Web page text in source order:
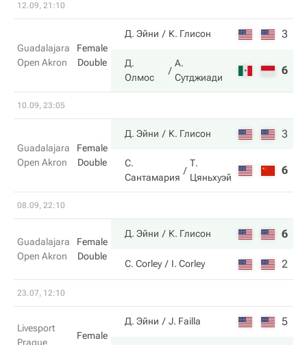
12.09, 21:10
Guadalajara
Open Akron
Female
Double
Д. Эйни К. Глисон 3
Д.
Олмос
А.
Сутджиади
6
10.09, 23:05
Guadalajara
Open Akron
Female
Double
Д. Эйни К. Глисон 3
С.
Сантамария
Т.
Цяньхуэй
6
08.09, 22:10
Guadalajara
Open Akron
Female
Double
Д. Эйни К. Глисон 6
C. Corley I. Corley 2
23.07, 12:10
Livesport
Prague
Female
Д. Эйни J. Failla 5